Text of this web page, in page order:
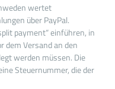
wertet
über PayPal.
payment“ einführen, in
dem Versand an den
werden müssen. Die
Steuernummer, die der